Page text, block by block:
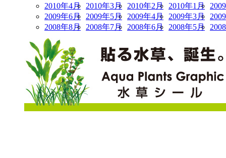
2010年4月
2010年3月 2010年2月 2010年1月
2009年6月
2009年5月 2009年4月 2009年3月
2008年8月
2008年7月 2008年6月 2008年5月